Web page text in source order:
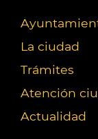
La ciudad
Trámites
Atención
Actualidad